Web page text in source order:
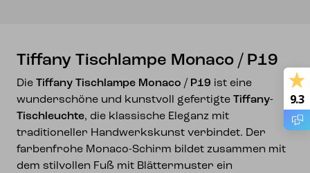
Tiffany Tischlampe Monaco / P19
Die Tiffany Tischlampe Monaco / P19 ist eine
wunderschöne und kunstvoll gefertigte Tiffany-
Tischleuchte, die klassische Eleganz mit
traditioneller Handwerkskunst verbindet. Der
farbenfrohe Monaco-Schirm bildet zusammen mit
dem stilvollen Fuß mit Blättermuster ein
9.3